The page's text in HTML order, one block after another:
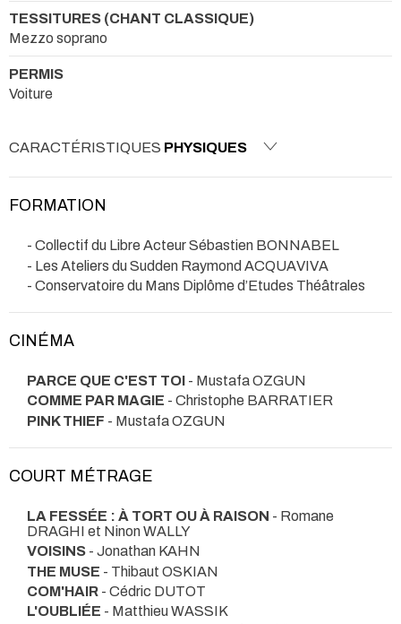
TESSITURES (CHANT CLASSIQUE)
Mezzo soprano
PERMIS
Voiture
CARACTÉRISTIQUES PHYSIQUES
FORMATION
- Collectif du Libre Acteur Sébastien BONNABEL
- Les Ateliers du Sudden Raymond ACQUAVIVA
- Conservatoire du Mans Diplôme d’Etudes Théâtrales
CINÉMA
PARCE QUE C'EST TOI - Mustafa OZGUN
COMME PAR MAGIE - Christophe BARRATIER
PINK THIEF - Mustafa OZGUN
COURT MÉTRAGE
LA FESSÉE : À TORT OU À RAISON - Romane
DRAGHI et Ninon WALLY
VOISINS - Jonathan KAHN
THE MUSE - Thibaut OSKIAN
COM'HAIR - Cédric DUTOT
L'OUBLIÉE - Matthieu WASSIK